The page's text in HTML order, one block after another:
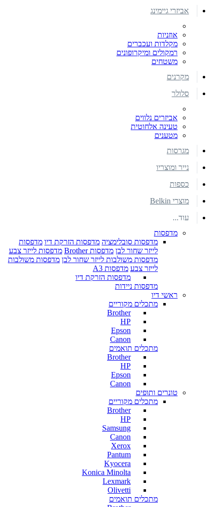
אביזרי גיימינג
אוזניות
מקלדות ועכברים
רמקולים ומיקרופונים
משטחים
מקרנים
סלולר
אביזרים נלווים
טעינה אלחוטית
מטענים
מגרסות
נייר ומוצריו
כספות
מוצרי Belkin
עוד...
מדפסות
מדפסות סובלימציה מדפסות הזרקת דיו מדפסות
לייזר שחור לבן מדפסות Brother
מדפסות לייזר צבע
מדפסות משולבות לייזר שחור לבן מדפסות משולבות
לייזר צבע מדפסות A3
מדפסות הזרקת דיו
מדפסות ניידות
ראשי דיו
מתכלים מקוריים
Brother
HP
Epson
Canon
מתכלים תואמים
Brother
HP
Epson
Canon
טונרים ותופים
מתכלים מקוריים
Brother
HP
Samsung
Canon
Xerox
Pantum
Kyocera
Konica Minolta
Lexmark
Olivetti
מתכלים תואמים